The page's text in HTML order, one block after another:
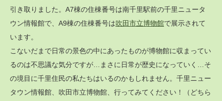
引き取りました。A7棟の住棟番号は南千里駅前の千里ニュータ
ウン情報館で、A9棟の住棟番号は吹田市立博物館で展示されて
います。
こないだまで日常の景色の中にあったものが博物館に収まってい
るのは不思議な気分ですが…まさに日常が歴史になっていく…そ
の境目に千里住民の私たちはいるのかもしれません。千里ニュー
タウン情報館、吹田市立博物館、行ってみてください！（どちら